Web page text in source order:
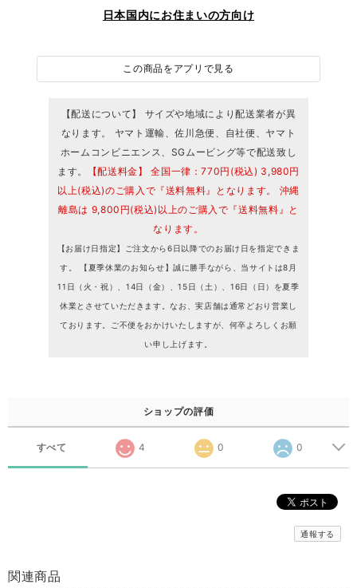
日本国内にお住まいの方向け
この商品をアプリで見る
【配送について】 サイズや地域により配送業者が異
なります。 ヤマト運輸、佐川急便、自社便、ヤマト
ホームコンビニエンス、SGムービング等で配送致し
ます。
【配送料金】 全国一律：770円(税込) 3,980円
以上(税込)のご購入で『送料無料』となります。 沖縄
離島は 9,800円(税込)以上のご購入で『送料無料』と
なります。
【お届け日指定】ご注文から6日以降でのお届け日を指定できま
す。 【夏季休業のお知らせ】誠に勝手ながら、当サイトは8月
11日（火・祝）、14日（金）、15日（土）、16日（日）を夏季
休業とさせていただきます。なお、実店舗は通常どおり営業し
ております。ご不便をおかけいたしますが、何卒よろしくお願
い申し上げます。
ショップの評価
すべて 4 0 0
通報する
関連商品